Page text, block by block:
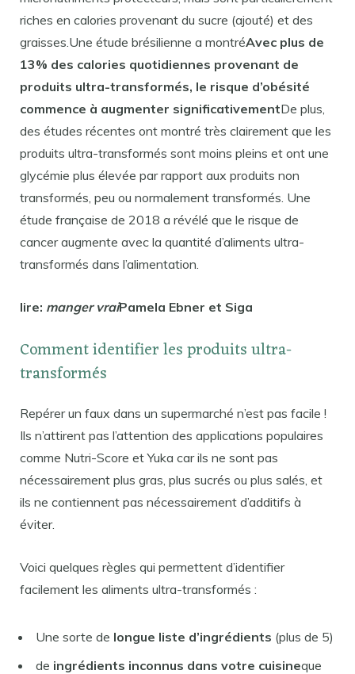
riches en calories provenant du sucre (ajouté) et des
graisses.Une étude brésilienne a montréAvec plus de
13% des calories quotidiennes provenant de
produits ultra-transformés, le risque d’obésité
commence à augmenter significativementDe plus,
des études récentes ont montré très clairement que les
produits ultra-transformés sont moins pleins et ont une
glycémie plus élevée par rapport aux produits non
transformés, peu ou normalement transformés. Une
étude française de 2018 a révélé que le risque de
cancer augmente avec la quantité d’aliments ultra-
transformés dans l’alimentation.
lire: manger vraiPamela Ebner et Siga
Comment identifier les produits ultra-
transformés
Repérer un faux dans un supermarché n’est pas facile !
Ils n’attirent pas l’attention des applications populaires
comme Nutri-Score et Yuka car ils ne sont pas
nécessairement plus gras, plus sucrés ou plus salés, et
ils ne contiennent pas nécessairement d’additifs à
éviter.
Voici quelques règles qui permettent d’identifier
facilement les aliments ultra-transformés :
Une sorte de longue liste d’ingrédients (plus de 5)
de ingrédients inconnus dans votre cuisineque